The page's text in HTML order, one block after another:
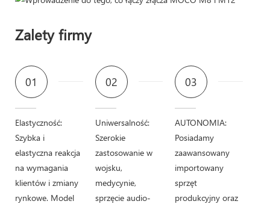
Zalety firmy
01
Elastyczność:
Szybka i
elastyczna reakcja
na wymagania
klientów i zmiany
rynkowe. Model
02
Uniwersalność:
Szerokie
zastosowanie w
wojsku,
medycynie,
sprzęcie audio-
03
AUTONOMIA:
Posiadamy
zaawansowany
importowany
sprzęt
produkcyjny oraz